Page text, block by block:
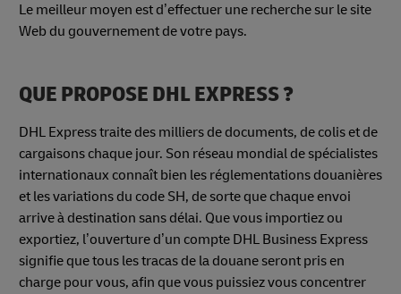
Le meilleur moyen est d’effectuer une recherche sur le site
Web du gouvernement de votre pays.
QUE PROPOSE DHL EXPRESS ?
DHL Express traite des milliers de documents, de colis et de
cargaisons chaque jour. Son réseau mondial de spécialistes
internationaux connaît bien les réglementations douanières
et les variations du code SH, de sorte que chaque envoi
arrive à destination sans délai. Que vous importiez ou
exportiez, l’ouverture d’un compte DHL Business Express
signifie que tous les tracas de la douane seront pris en
charge pour vous, afin que vous puissiez vous concentrer